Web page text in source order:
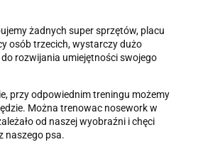
żadnych super sprzętów, placu
osób trzecich, wystarczy dużo
rozwijania umiejętności swojego
przy odpowiednim treningu możemy
Można trenowac nosework w
od naszej wyobraźni i chęci
naszego psa.